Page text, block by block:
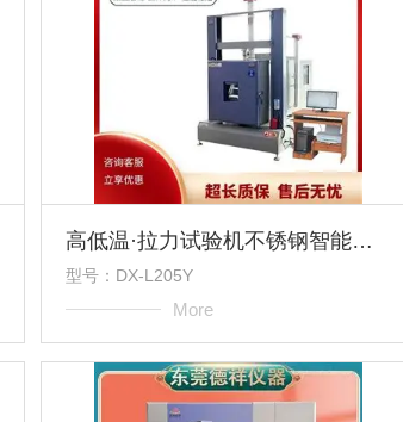
高低温·拉力试验机不锈钢智能测试
型号：DX-L205Y
More